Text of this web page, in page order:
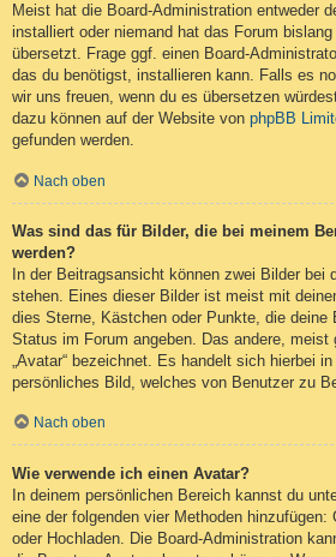
Meist hat die Board-Administration entweder
installiert oder niemand hat das Forum
übersetzt. Frage ggf. einen Board-
das du benötigst, installieren kann. Falls es
wir uns freuen, wenn du es übersetzen
dazu können auf der Website von phpBB
gefunden werden.
Nach oben
Was sind das für Bilder, die bei meinem
werden?
In der Beitragsansicht können zwei Bilder bei
stehen. Eines dieser Bilder ist meist mit
dies Sterne, Kästchen oder Punkte, die deine
Status im Forum angeben. Das andere, meist
„Avatar“ bezeichnet. Es handelt sich hierbei
persönliches Bild, welches von Benutzer zu
Nach oben
Wie verwende ich einen Avatar?
In deinem persönlichen Bereich kannst du
eine der folgenden vier Methoden hinzufügen:
oder Hochladen. Die Board-Administration